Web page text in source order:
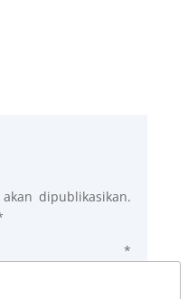
dipublikasikan.
*